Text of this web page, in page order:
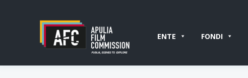
ENTE FONDI